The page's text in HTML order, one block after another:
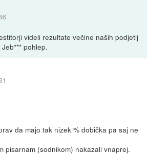
videli rezultate večine naših podjetij
pohlep.
da majo tak nizek % dobička pa saj ne
pisarnam (sodnikom) nakazali vnaprej.